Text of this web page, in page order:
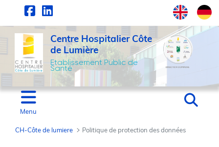
Saut au contenu principal
Centre Hospitalier Côte
de Lumière
Etablissement Public de
Santé
Menu
CH-Côte de lumiere Politique de protection des données
Panneau de gestion des cookies